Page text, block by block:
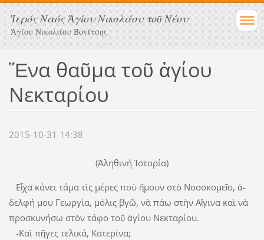
Ἱερός Ναός Ἁγίου Νικολάου τοῦ Νέου
Ἁγίου Νικολάου Βονίτσης
Ἕνα θαῦμα τοῦ ἁγίου
Νεκταρίου
2015-10-31 14:38
(Ἀληθινή Ἱστορία)
Εἶχα κάνει τάμα τὶς μέρες ποὺ ἤ­­­­­­­μουν στὸ Νοσοκομεῖο, ἀ­­­­
δελφή μου Γεωργία, μόλις βγῶ, νὰ πάω στὴν Αἴγινα καὶ νὰ
προ­σκυνήσω στὸν τάφο τοῦ ἁγίου Νεκταρίου.
-Καὶ πῆγες τελικά, Κατερίνα;